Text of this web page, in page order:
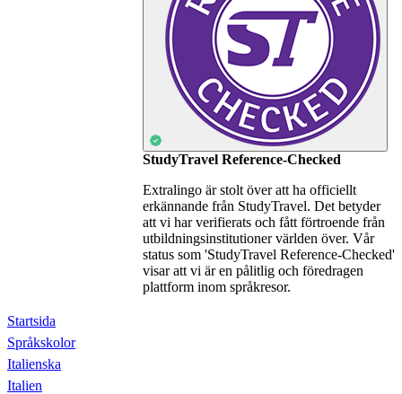
StudyTravel Reference-Checked
Extralingo är stolt över att ha officiellt
erkännande från StudyTravel. Det betyder
att vi har verifierats och fått förtroende från
utbildningsinstitutioner världen över. Vår
status som 'StudyTravel Reference-Checked'
visar att vi är en pålitlig och föredragen
plattform inom språkresor.
Startsida
Språkskolor
Italienska
Italien